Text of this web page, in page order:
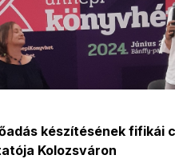
készítésének fifikái
Kolozsváron